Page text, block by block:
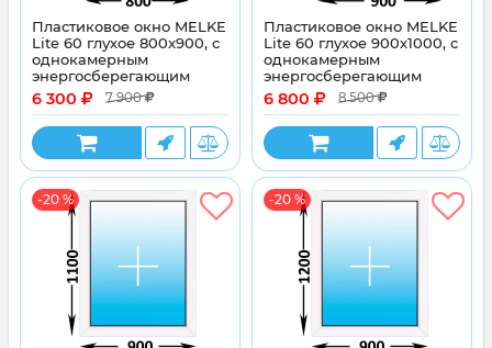
Пластиковое окно MELKE
Lite 60 глухое 800x900, с
однокамерным
энергосберегающим
стеклопакетом
6 300 7 900
Пластиковое окно MELKE
Lite 60 глухое 900x1000, с
однокамерным
энергосберегающим
стеклопакетом
6 800 8 500
-20 % -20 %